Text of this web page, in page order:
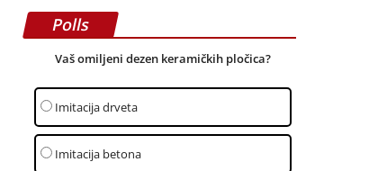
Polls
Vaš omiljeni dezen keramičkih pločica?
Imitacija drveta
Imitacija betona